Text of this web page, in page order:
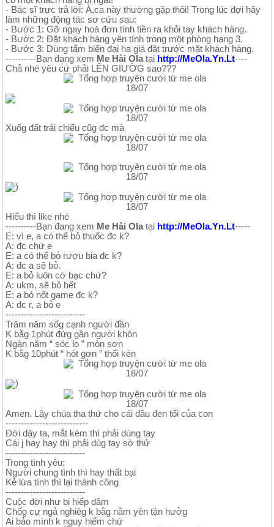
- Bác sĩ trực trả lời: À,ca này thường gặp thôi! Trong lúc đợi hãy
làm những động tác sơ cứu sau:
- Bước 1: Gỡ ngay hoá đơn tính tiền ra khỏi tay khách hàng.
- Bước 2: Đặt khách hàng yên tính trong một phòng hạng 3.
- Bước 3: Dùng tấm biển đại hạ giá đặt trước mặt khách hàng.
----------Bạn đang xem Me Hài Ola tại http://MeOla.Yn.Lt----
Chả nhé yêu cứ phải LÊN GIƯỜG sao???
Xuốg đất trải chiếu cũg đc mà
)
Hiểu thì like nhé
----------Bạn đang xem Me Hài Olatại http://MeOla.Yn.Lt-----
E: vì e, a có thể bỏ thuốc đc k?
A: đc chứ e
E: a có thể bỏ rượu bia đc k?
A: đc a sẽ bỏ.
E: a bỏ luôn cờ bạc chứ?
A: ukm, sẽ bỏ hết
E: a bỏ nốt game đc k?
A: đc r, a bỏ e
--------------------------
Trăm năm sốg cạnh người đần
K bằg 1phút đứg gần người khôn
Ngàn năm “ sóc lọ ” mòn sơn
K bằg 10phút “ hót gơn ” thổi kèn
)
Amen. Lậy chúa tha thứ cho cái đầu đen tối của con
---------------------------
Đời dậy ta, mắt kém thì phải dùng tay
Cái j hay hay thì phải dùg tay sờ thử
--------------------------
Trong tình yêu:
Người chung tình thì hay thất bại
Kẻ lừa tình thì lại thành công
--------------------------
Cuộc đời như bị hiếp dâm
Chốg cự ngả nghiêg k bằg nằm yên tận hưởg
Ai bảo mình k nguy hiểm chứ